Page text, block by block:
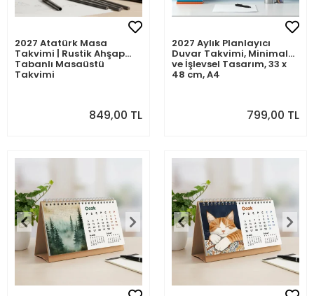
2027 Atatürk Masa
Takvimi | Rustik Ahşap
Tabanlı Masaüstü
Takvimi
849,00 TL
2027 Aylık Planlayıcı
Duvar Takvimi, Minimal
ve İşlevsel Tasarım, 33 x
48 cm, A4
799,00 TL